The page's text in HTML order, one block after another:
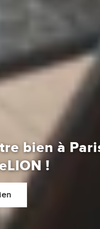
à Paris
!